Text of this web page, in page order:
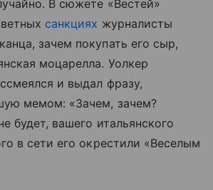
В сюжете «Вестей»
санкциях журналисты
зачем покупать его сыр,
моцарелла. Уолкер
и выдал фразу,
мемом: «Зачем, зачем?
будет, вашего итальянского
в сети его окрестили «Веселым